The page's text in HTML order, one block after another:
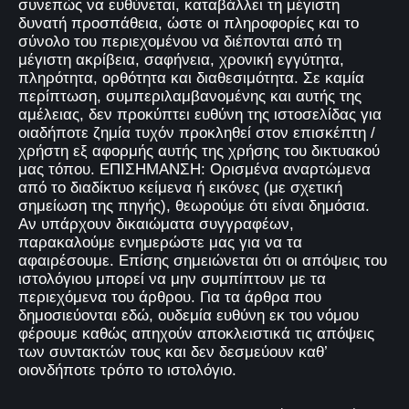
συνεπώς να ευθύνεται, καταβάλλει τη μέγιστη
δυνατή προσπάθεια, ώστε οι πληροφορίες και το
σύνολο του περιεχομένου να διέπονται από τη
μέγιστη ακρίβεια, σαφήνεια, χρονική εγγύτητα,
πληρότητα, ορθότητα και διαθεσιμότητα. Σε καμία
περίπτωση, συμπεριλαμβανομένης και αυτής της
αμέλειας, δεν προκύπτει ευθύνη της ιστοσελίδας για
οιαδήποτε ζημία τυχόν προκληθεί στον επισκέπτη /
χρήστη εξ αφορμής αυτής της χρήσης του δικτυακού
μας τόπου. ΕΠΙΣΗΜΑΝΣΗ: Ορισμένα αναρτώμενα
από το διαδίκτυο κείμενα ή εικόνες (με σχετική
σημείωση της πηγής), θεωρούμε ότι είναι δημόσια.
Αν υπάρχουν δικαιώματα συγγραφέων,
παρακαλούμε ενημερώστε μας για να τα
αφαιρέσουμε. Επίσης σημειώνεται ότι οι απόψεις του
ιστολόγιου μπορεί να μην συμπίπτουν με τα
περιεχόμενα του άρθρου. Για τα άρθρα που
δημοσιεύονται εδώ, ουδεμία ευθύνη εκ του νόμου
φέρουμε καθώς απηχούν αποκλειστικά τις απόψεις
των συντακτών τους και δεν δεσμεύουν καθ’
οιονδήποτε τρόπο το ιστολόγιο.